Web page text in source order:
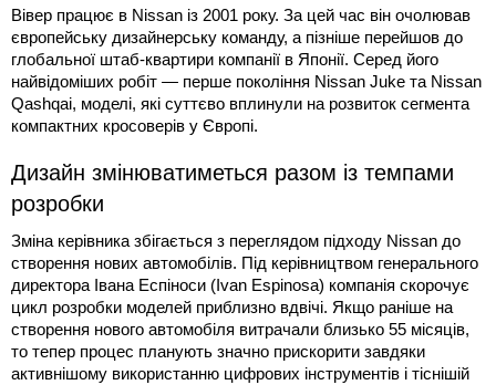
Вівер працює в Nissan із 2001 року. За цей час він очолював
європейську дизайнерську команду, а пізніше перейшов до
глобальної штаб-квартири компанії в Японії. Серед його
найвідоміших робіт — перше покоління Nissan Juke та Nissan
Qashqai, моделі, які суттєво вплинули на розвиток сегмента
компактних кросоверів у Європі.
Дизайн змінюватиметься разом із темпами
розробки
Зміна керівника збігається з переглядом підходу Nissan до
створення нових автомобілів. Під керівництвом генерального
директора Івана Еспіноси (Ivan Espinosa) компанія скорочує
цикл розробки моделей приблизно вдвічі. Якщо раніше на
створення нового автомобіля витрачали близько 55 місяців,
то тепер процес планують значно прискорити завдяки
активнішому використанню цифрових інструментів і тіснішій